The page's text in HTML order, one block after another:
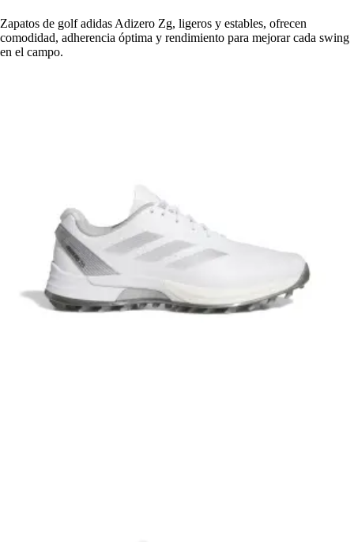
Zapatos de golf adidas Adizero Zg, ligeros y estables, ofrecen
comodidad, adherencia óptima y rendimiento para mejorar cada swing
en el campo.